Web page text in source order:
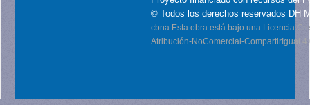
© Todos los derechos reservados DH
cbna Esta obra está bajo una Licencia
Atribución-NoComercial-CompartirIgual